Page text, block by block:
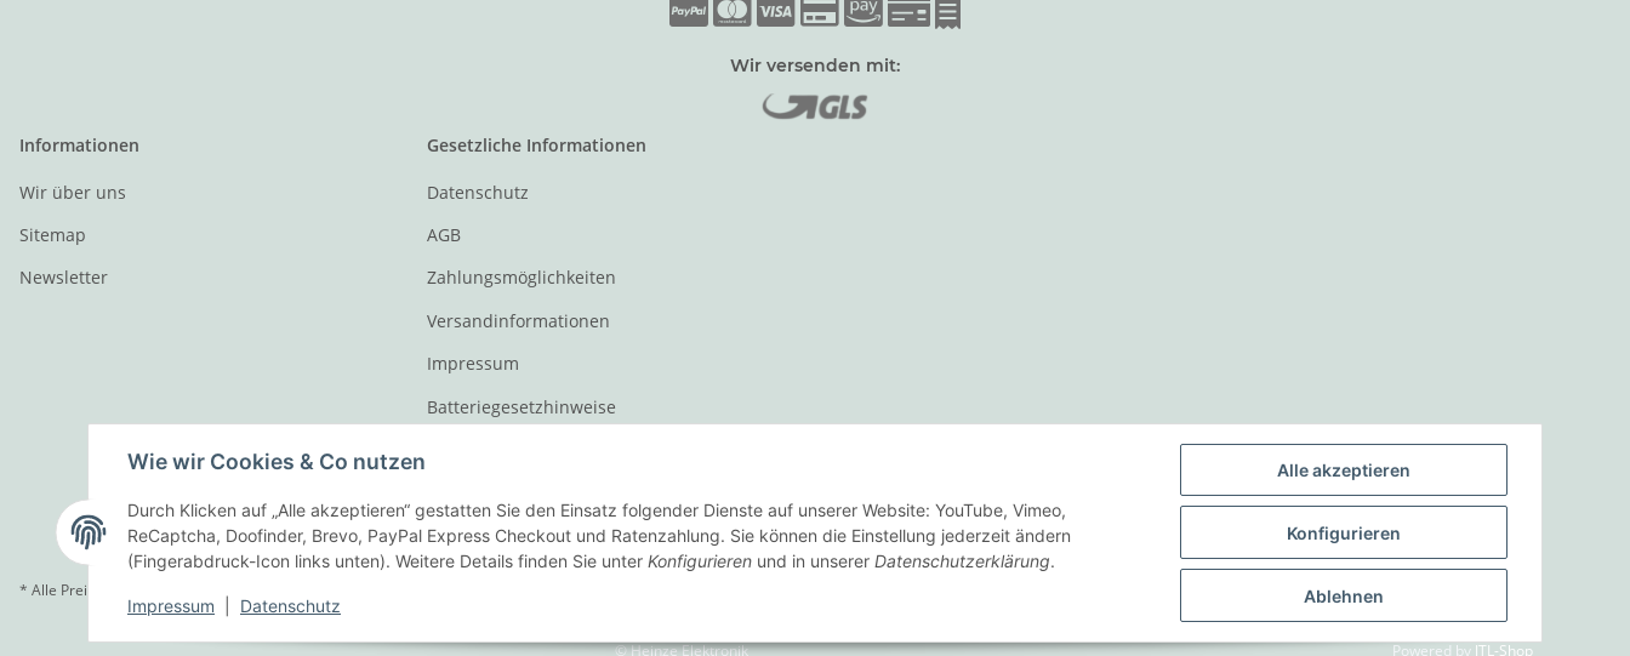
Wir versenden mit:
Informationen
Wir über uns
Sitemap
Newsletter
Gesetzliche Informationen
Datenschutz
AGB
Zahlungsmöglichkeiten
Versandinformationen
Impressum
Batteriegesetzhinweise
Vertrag widerrufen
* Alle Preise inkl. gesetzlicher USt., zzgl.
© Heinze Elektronik Powered by JTL-Shop
Wie wir Cookies & Co nutzen
Durch Klicken auf „Alle akzeptieren“ gestatten Sie den Einsatz folgender Dienste auf unserer Website: YouTube, Vimeo,
ReCaptcha, Doofinder, Brevo, PayPal Express Checkout und Ratenzahlung. Sie können die Einstellung jederzeit ändern
(Fingerabdruck-Icon links unten). Weitere Details finden Sie unter Konfigurieren und in unserer Datenschutzerklärung.
Impressum Datenschutz
Alle akzeptieren
Konfigurieren
Ablehnen